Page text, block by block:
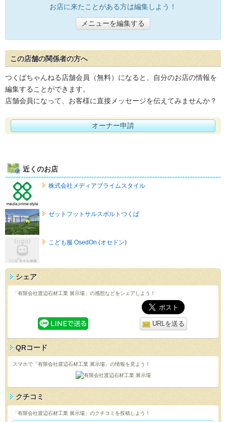
お店に来たことがある方は編集しよう！
メニューを編集する
この店舗の関係者の方へ
つくばちゃんねる店舗会員（無料）になると、自分のお店の情報を
編集することができます。
店舗会員になって、お客様に直接メッセージを伝えてみませんか？
オーナー申請
近くのお店
株式会社メディアプライムスタイル
ゼットフットサルスポルトつくば
こども服 OsedOn (オセドン)
シェア
「有限会社渡辺石材工業 展示場」の感想などをシェアしよう！
URLを送る
QRコード
スマホで「有限会社渡辺石材工業 展示場」の情報を見よう！
クチコミ
「有限会社渡辺石材工業 展示場」のクチコミを投稿しよう！